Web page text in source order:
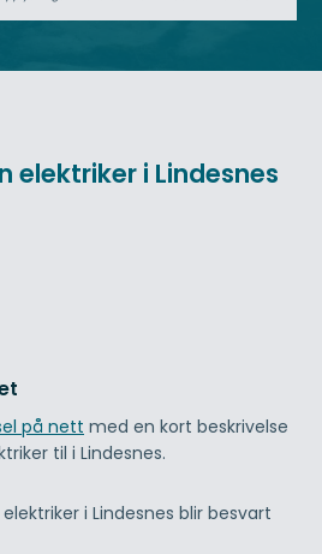
elektriker i Lindesnes
på nett med en kort beskrivelse
til i Lindesnes.
i Lindesnes blir besvart